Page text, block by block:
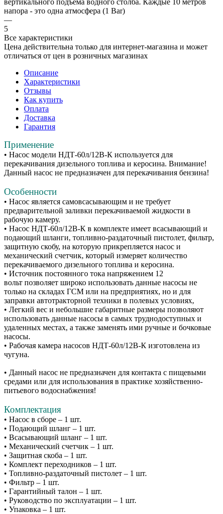
напора - это одна атмосфера (1 Bar)
—
5
Все характеристики
Цена действительна только для интернет-магазина и может
отличаться от цен в розничных магазинах
Описание
Характеристики
Отзывы
Как купить
Оплата
Доставка
Гарантия
Применение
• Насос модели НДТ-60л/12В-К используется для
перекачивания дизельного топлива и керосина. Внимание!
Данный насос не предназначен для перекачивания бензина!
Особенности
• Насос является самовсасывающим и не требует
предварительной заливки перекачиваемой жидкости в
рабочую камеру.
• Насос НДТ-60л/12В-К в комплекте имеет всасывающий и
подающий шланги, топливно-раздаточный пистолет, фильтр,
защитную скобу, на которую прикрепляется насос и
механический счетчик, который измеряет количество
перекачиваемого дизельного топлива и керосина.
• Источник постоянного тока напряжением 12
вольт позволяет широко использовать данные насосы не
только на складах ГСМ или на предприятиях, но и для
заправки автотракторной техники в полевых условиях,
• Легкий вес и небольшие габаритные размеры позволяют
использовать данные насосы в самых труднодоступных и
удаленных местах, а также заменять ими ручные и бочковые
насосы.
• Рабочая камера насосов НДТ-60л/12В-К изготовлена из
чугуна.
• Данный насос не предназначен для контакта с пищевыми
средами или для использования в практике хозяйственно-
питьевого водоснабжения!
Комплектация
• Насос в сборе – 1 шт.
• Подающий шланг – 1 шт.
• Всасывающий шланг – 1 шт.
• Механический счетчик – 1 шт.
• Защитная скоба – 1 шт.
• Комплект переходников – 1 шт.
• Топливно-раздаточный пистолет – 1 шт.
• Фильтр – 1 шт.
• Гарантийный талон – 1 шт.
• Руководство по эксплуатации – 1 шт.
• Упаковка – 1 шт.